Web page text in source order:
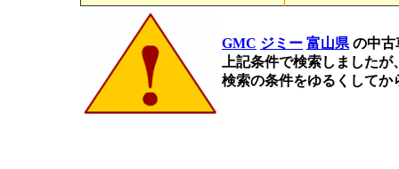
GMC ジミー 富山県 の中古
上記条件で検索しました
検索の条件をゆるくして